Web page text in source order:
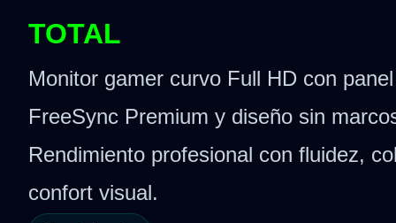
TOTAL
Monitor gamer curvo Full HD con
FreeSync Premium y diseño sin
Rendimiento profesional con fluidez,
confort visual.